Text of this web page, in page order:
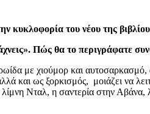
του νέου της
Πώς θα το περιγράφατε
με χιούμορ και
και ως ξορκισμός, μοιάζει να
Νταλ, η σαντερία στην Αβάνα,